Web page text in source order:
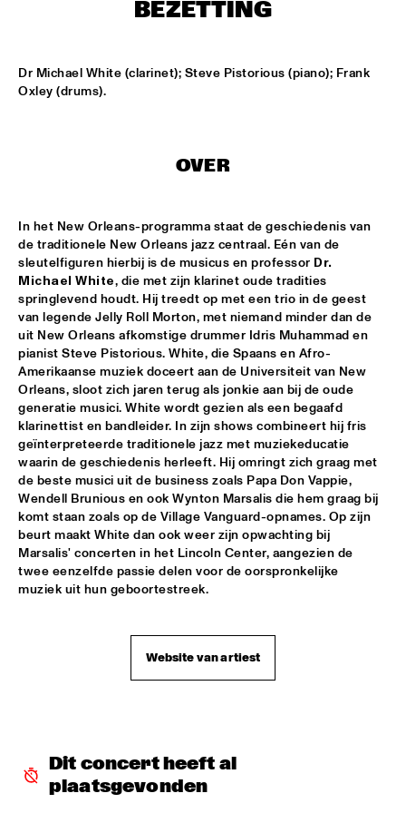
ENTREE HALL
• 18:00
FRESU - YOUSSEF - AARSET TRIO • 18:00
CAREL WILLINK HALL
FAY CLAASSEN AND THE MILLENIUM JAZZ
ORCHESTRA • 18:00
MONDRIAAN HALL
HARMEN FRAANJE QUARTET • 18:00
MARIS HALL
JIMMY DLUDLU • 18:00
STATENHALL
KING CRIMSON • 18:00
PAUL ACKET PAVILJOEN
PAT METHENY WITH THE METROPOLE ORKEST • 18:00
PWA HALL
THREE • 18:30
ENTREE HALL
BEZETTING
Dr Michael White (clarinet); Steve Pistorious (piano); Frank
Oxley (drums).
OVER
In het New Orleans-programma staat de geschiedenis van
de traditionele New Orleans jazz centraal. Eén van de
sleutelfiguren hierbij is de musicus en professor Dr.
Michael White, die met zijn klarinet oude tradities
springlevend houdt. Hij treedt op met een trio in de geest
van legende Jelly Roll Morton, met niemand minder dan de
uit New Orleans afkomstige drummer Idris Muhammad en
pianist Steve Pistorious. White, die Spaans en Afro-
Amerikaanse muziek doceert aan de Universiteit van New
Orleans, sloot zich jaren terug als jonkie aan bij de oude
generatie musici. White wordt gezien als een begaafd
klarinettist en bandleider. In zijn shows combineert hij fris
geïnterpreteerde traditionele jazz met muziekeducatie
waarin de geschiedenis herleeft. Hij omringt zich graag met
de beste musici uit de business zoals Papa Don Vappie,
Wendell Brunious en ook Wynton Marsalis die hem graag bij
komt staan zoals op de Village Vanguard-opnames. Op zijn
beurt maakt White dan ook weer zijn opwachting bij
Marsalis' concerten in het Lincoln Center, aangezien de
twee eenzelfde passie delen voor de oorspronkelijke
muziek uit hun geboortestreek.
Website van artiest
Dit concert heeft al
plaatsgevonden